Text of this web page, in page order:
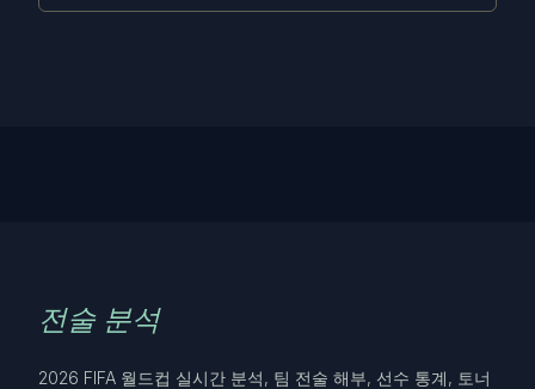
전술 분석
2026 FIFA 월드컵 실시간 분석, 팀 전술 해부, 선수 통계, 토너